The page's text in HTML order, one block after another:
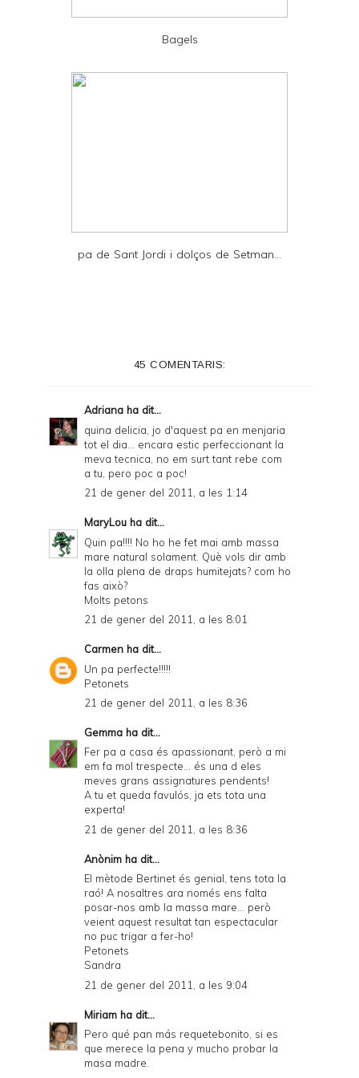
Bagels
pa de Sant Jordi i dolços de Setman...
45 COMENTARIS:
Adriana ha dit...
quina delicia, jo d'aquest pa en menjaria
tot el dia... encara estic perfeccionant la
meva tecnica, no em surt tant rebe com
a tu, pero poc a poc!
21 de gener del 2011, a les 1:14
MaryLou ha dit...
Quin pa!!!! No ho he fet mai amb massa
mare natural solament. Què vols dir amb
la olla plena de draps humitejats? com ho
fas això?
Molts petons
21 de gener del 2011, a les 8:01
Carmen ha dit...
Un pa perfecte!!!!!
Petonets
21 de gener del 2011, a les 8:36
Gemma ha dit...
Fer pa a casa és apassionant, però a mi
em fa mol trespecte... és una d eles
meves grans assignatures pendents!
A tu et queda favulós, ja ets tota una
experta!
21 de gener del 2011, a les 8:36
Anònim ha dit...
El mètode Bertinet és genial, tens tota la
raó! A nosaltres ara només ens falta
posar-nos amb la massa mare... però
veient aquest resultat tan espectacular
no puc trigar a fer-ho!
Petonets
Sandra
21 de gener del 2011, a les 9:04
Miriam ha dit...
Pero qué pan más requetebonito, si es
que merece la pena y mucho probar la
masa madre.